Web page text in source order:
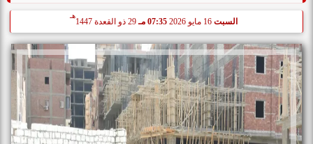
السبت 07:35 مـ 29 ذو القعدة 1447
هـ